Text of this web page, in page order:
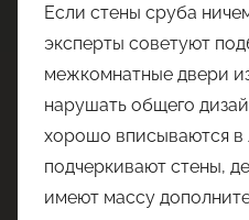
Если стены сруба
эксперты советуют
межкомнатные двери
нарушать общего
хорошо вписываются в
подчеркивают стены,
имеют массу